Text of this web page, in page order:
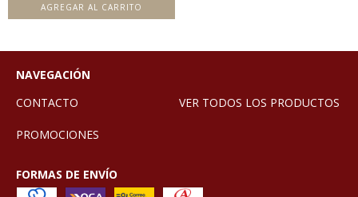
AGREGAR AL CARRITO
NAVEGACIÓN
CONTACTO
VER TODOS LOS PRODUCTOS
PROMOCIONES
FORMAS DE ENVÍO